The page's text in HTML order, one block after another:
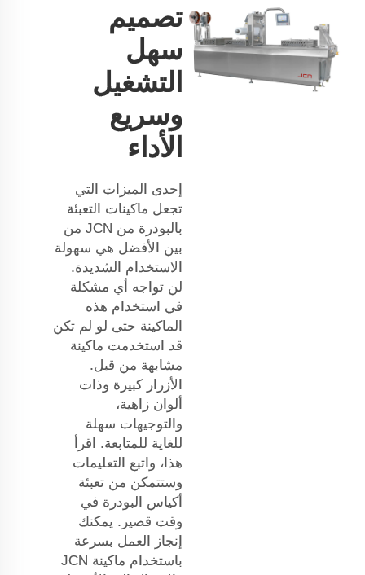
تصميم
سهل
التشغيل
وسريع
الأداء
إحدى الميزات التي
تجعل ماكينات التعبئة
بالبودرة من JCN من
بين الأفضل هي سهولة
الاستخدام الشديدة.
لن تواجه أي مشكلة
في استخدام هذه
الماكينة حتى لو لم تكن
قد استخدمت ماكينة
مشابهة من قبل.
الأزرار كبيرة وذات
ألوان زاهية،
والتوجيهات سهلة
للغاية للمتابعة. اقرأ
هذا، واتبع التعليمات
وستتمكن من تعبئة
أكياس البودرة في
وقت قصير. يمكنك
إنجاز العمل بسرعة
باستخدام ماكينة JCN